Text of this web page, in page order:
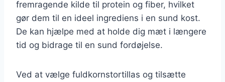
fremragende kilde til protein og fiber, hvilket
gør dem til en ideel ingrediens i en sund kost.
De kan hjælpe med at holde dig mæt i længere
tid og bidrage til en sund fordøjelse.
Ved at vælge fuldkornstortillas og tilsætte